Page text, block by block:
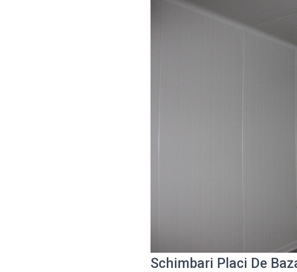
Schimbari Placi De